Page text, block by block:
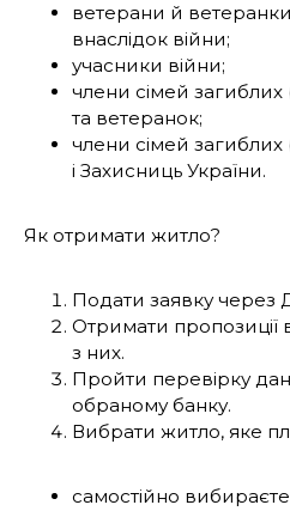
ветерани й ветеранки
внаслідок війни;
учасники війни;
члени сімей
та ветеранок;
члени сімей
і Захисниць України.
Як отримати житло?
Подати заявку через
Отримати пропозиції
з них.
Пройти перевірку
обраному банку.
Вибрати житло, яке
самостійно